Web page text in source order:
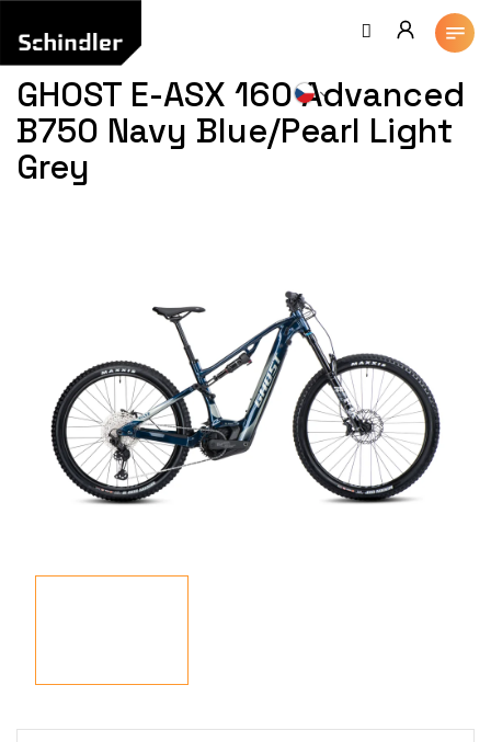
obsah
GHOST E-ASX 160 Advanced
B750 Navy Blue/Pearl Light
Grey